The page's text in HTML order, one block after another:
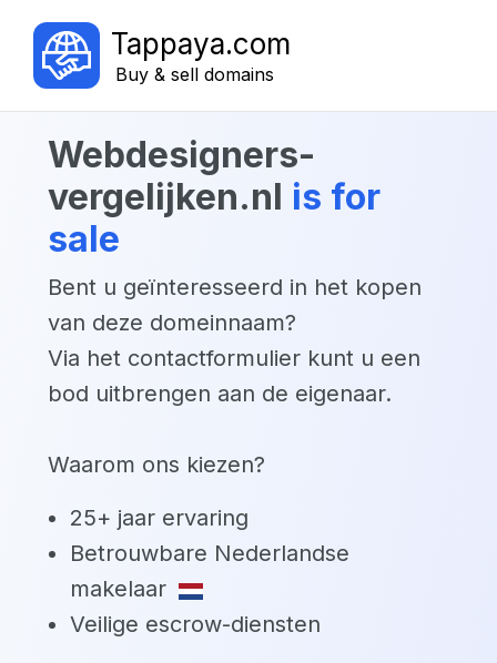
Tappaya.com
Buy & sell domains
webdesigners-
vergelijken.nl is for
sale
Bent u geïnteresseerd in het kopen
van deze domeinnaam?
Via het contactformulier kunt u een
bod uitbrengen aan de eigenaar.
Waarom ons kiezen?
25+ jaar ervaring
Betrouwbare Nederlandse
makelaar
Veilige escrow-diensten